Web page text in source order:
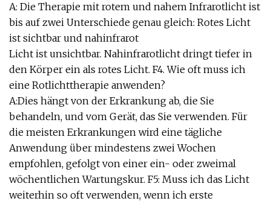
A: Die Therapie mit rotem und nahem Infrarotlicht ist
bis auf zwei Unterschiede genau gleich: Rotes Licht
ist sichtbar und nahinfrarot
Licht ist unsichtbar. Nahinfrarotlicht dringt tiefer in
den Körper ein als rotes Licht. F4. Wie oft muss ich
eine Rotlichttherapie anwenden?
A:Dies hängt von der Erkrankung ab, die Sie
behandeln, und vom Gerät, das Sie verwenden. Für
die meisten Erkrankungen wird eine tägliche
Anwendung über mindestens zwei Wochen
empfohlen, gefolgt von einer ein- oder zweimal
wöchentlichen Wartungskur. F5: Muss ich das Licht
weiterhin so oft verwenden, wenn ich erste